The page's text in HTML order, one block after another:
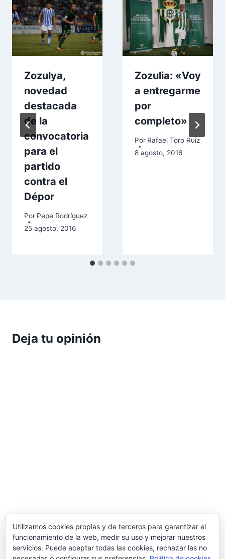
Zozulya,
novedad
destacada
de la
convocatoria
para el
partido
contra el
Dépor
Por Pepe Rodríguez
25 agosto, 2016
Zozulia: «Voy
a entregarme
por
completo»
Por Rafael Toro Ruiz
8 agosto, 2016
Deja tu opinión
Utilizamos cookies propias y de terceros para garantizar el
funcionamiento de la web, medir su uso y mejorar nuestros
servicios. Puede aceptar todas las cookies, rechazar las no